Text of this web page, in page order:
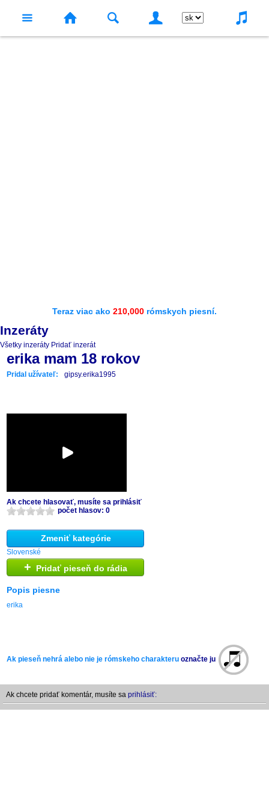
Teraz viac ako 210,000 rómskych piesní.
Inzeráty
Všetky inzeráty Pridať inzerát
erika mam 18 rokov
Pridal užívateľ: gipsy.erika1995
Ak chcete hlasovať, musíte sa prihlásiť
počet hlasov: 0
Zmeniť kategórie
Slovenské
+ Pridať pieseň do rádia
Popis piesne
erika
Ak pieseň nehrá alebo nie je rómskeho charakteru označte ju
Ak chcete pridať komentár, musíte sa prihlásiť: